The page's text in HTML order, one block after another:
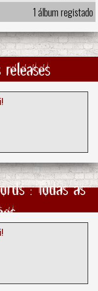
1 álbum registado
: Todas as